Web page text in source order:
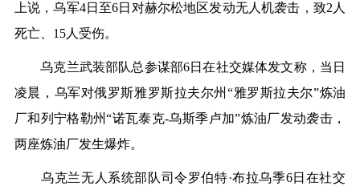
上说，乌军4日至6日对赫尔松地区发动无人机袭击，致2人
死亡、15人受伤。
乌克兰武装部队总参谋部6日在社交媒体发文称，当日
凌晨，乌军对俄罗斯雅罗斯拉夫尔州“雅罗斯拉夫尔”炼油
厂和列宁格勒州“诺瓦泰克-乌斯季卢加”炼油厂发动袭击，
两座炼油厂发生爆炸。
乌克兰无人系统部队司令罗伯特·布拉乌季6日在社交